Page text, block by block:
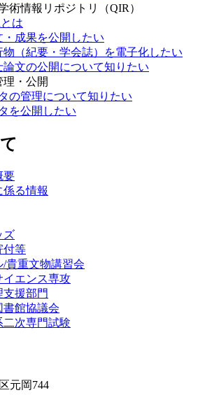
術情報リポジトリ（QIR）
は
・成果を公開したい
物（紀要・学会誌）を電子化したい
論文の公開について知りたい
・公開
の管理について知りたい
を公開したい
要
係る情報
ズ
付等
/貴重文物講習会
イエンス専攻
援部門
書館協議会
二次専門試験
元岡744